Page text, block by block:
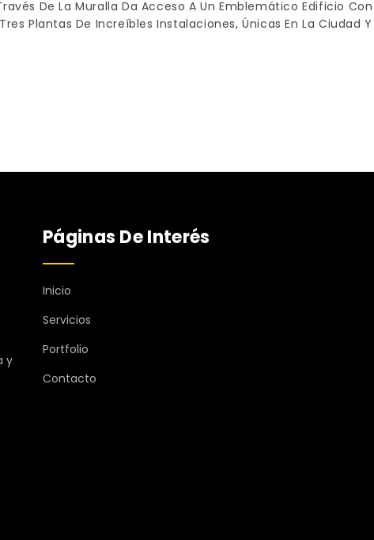
De La Muralla Da Acceso A Un Emblemático Edificio
Plantas De Increíbles Instalaciones, Únicas En La Ciudad
y
Páginas De Interés
Inicio
Servicios
Portfolio
Contacto